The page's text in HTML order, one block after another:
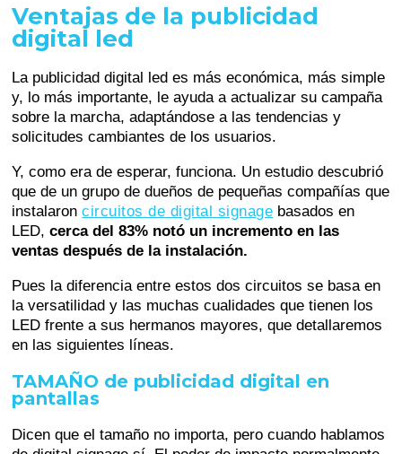
Ventajas de la publicidad
digital led
La publicidad digital led es más económica, más simple
y, lo más importante, le ayuda a actualizar su campaña
sobre la marcha, adaptándose a las tendencias y
solicitudes cambiantes de los usuarios.
Y, como era de esperar, funciona. Un estudio descubrió
que de un grupo de dueños de pequeñas compañías que
instalaroncircuitos de digital signage basados en
LED,cerca del 83% notó un incremento en las
ventas después de la instalación.
Pues la diferencia entre estos dos circuitos se basa en
la versatilidad y las muchas cualidades que tienen los
LED frente a sus hermanos mayores, que detallaremos
en las siguientes líneas.
TAMAÑO de publicidad digital en
pantallas
Dicen que el tamaño no importa, pero cuando hablamos